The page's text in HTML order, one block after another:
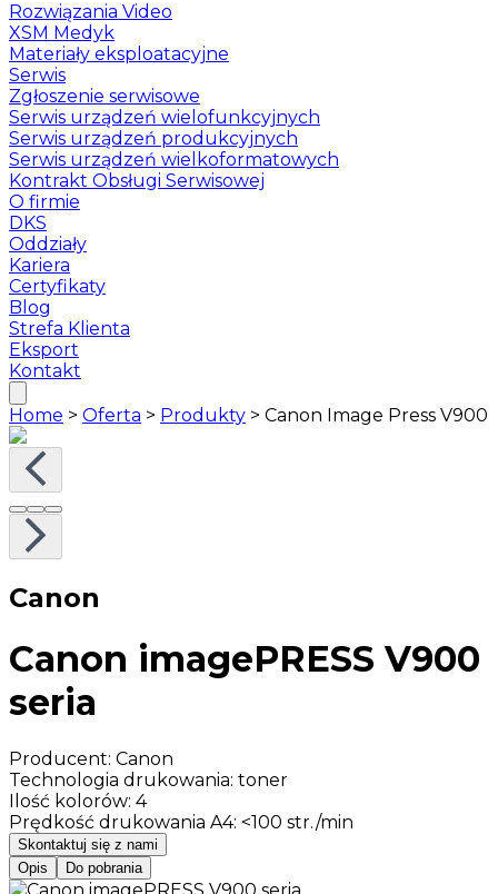
Rozwiązania Video
XSM Medyk
Materiały eksploatacyjne
Serwis
Zgłoszenie serwisowe
Serwis urządzeń wielofunkcyjnych
Serwis urządzeń produkcyjnych
Serwis urządzeń wielkoformatowych
Kontrakt Obsługi Serwisowej
O firmie
DKS
Oddziały
Kariera
Certyfikaty
Blog
Strefa Klienta
Eksport
Kontakt
Home > Oferta > Produkty > Canon Image Press V900
Canon
Canon imagePRESS V900
seria
Producent: Canon
Technologia drukowania: toner
Ilość kolorów: 4
Prędkość drukowania A4: <100 str./min
Skontaktuj się z nami
Opis
Do pobrania